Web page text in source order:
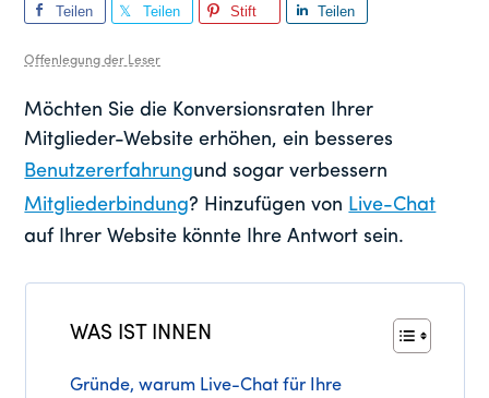
Teilen
Teilen
Stift
Teilen
Offenlegung der Leser
Möchten Sie die Konversionsraten Ihrer
Mitglieder-Website erhöhen, ein besseres
Benutzererfahrungund sogar verbessern
Mitgliederbindung? Hinzufügen von Live-Chat
auf Ihrer Website könnte Ihre Antwort sein.
WAS IST INNEN
Gründe, warum Live-Chat für Ihre